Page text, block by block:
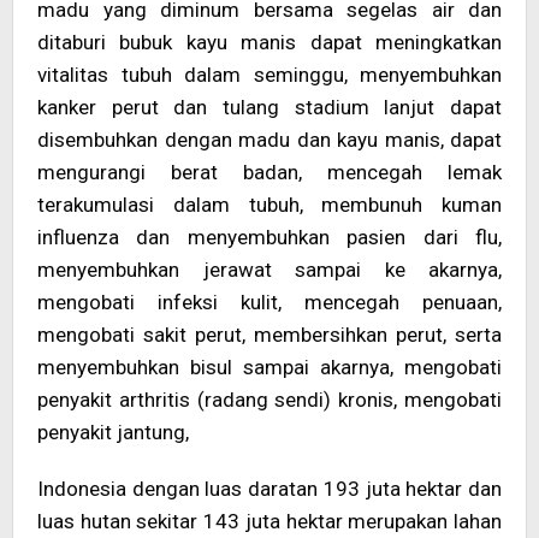
madu yang diminum bersama segelas air dan
ditaburi bubuk kayu manis dapat meningkatkan
vitalitas tubuh dalam seminggu, menyembuhkan
kanker perut dan tulang stadium lanjut dapat
disembuhkan dengan madu dan kayu manis, dapat
mengurangi berat badan, mencegah lemak
terakumulasi dalam tubuh, membunuh kuman
influenza dan menyembuhkan pasien dari flu,
menyembuhkan jerawat sampai ke akarnya,
mengobati infeksi kulit, mencegah penuaan,
mengobati sakit perut, membersihkan perut, serta
menyembuhkan bisul sampai akarnya, mengobati
penyakit arthritis (radang sendi) kronis, mengobati
penyakit jantung,
Indonesia dengan luas daratan 193 juta hektar dan
luas hutan sekitar 143 juta hektar merupakan lahan